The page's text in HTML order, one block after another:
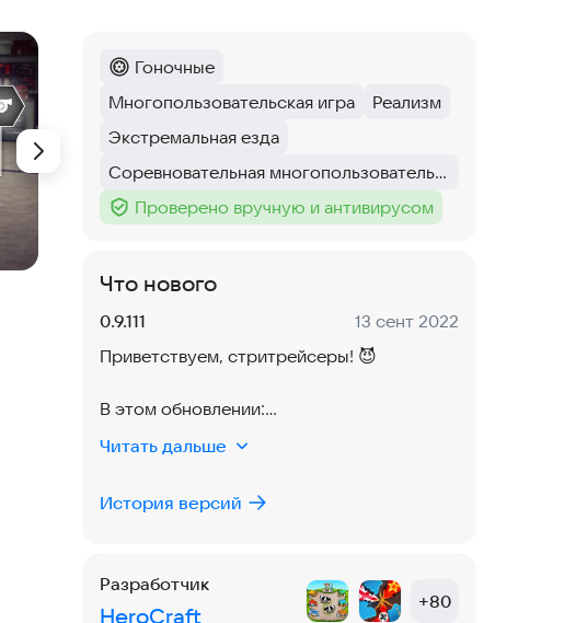
Категория:
Гоночные
Тег:
Многопользовательская игра
Тег:
Реализм
Тег:
Экстремальная езда
Тег:
Соревновательная многопользовательская игра
Тег :
Проверено вручную и антивирусом
Что нового
Версия:
0.9.111 Дата:
13 сент 2022
Приветствуем, стритрейсеры! 😈
В этом обновлении:
🛠 внесены изменения для соответствия
требованиям Google;
🛠 мелкие исправления и улучшения.
🚙
Спасибо, что играете с нами! 🤝
Читать дальше
История версий
Разработчик
HeroCraft
+80